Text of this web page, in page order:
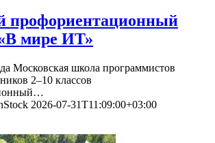
профориентационный
мире ИТ»
Московская школа программистов
2–10 классов
2026-07-31T11:09:00+03:00